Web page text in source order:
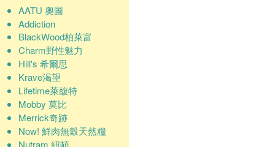
AATU 奧圖
Addiction
BlackWood柏萊富
Charm野性魅力
Hill's 希爾思
Krave渴望
Lifetime萊馥特
Mobby 莫比
Merrick奇跡
Now! 鮮肉無穀天然糧
Nutram 紐頓